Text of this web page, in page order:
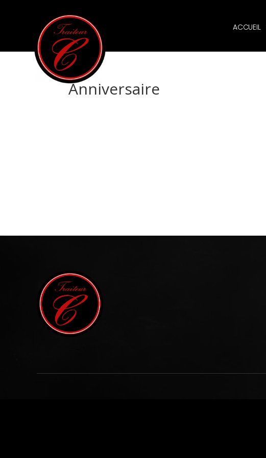
ACCUEIL
Anniversaire